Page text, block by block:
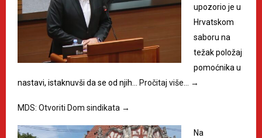
upozorio je u
Hrvatskom
saboru na
težak položaj
pomoćnika u
nastavi, istaknuvši da se od njih…
Pročitaj više… →
MDS: Otvoriti Dom sindikata →
Na